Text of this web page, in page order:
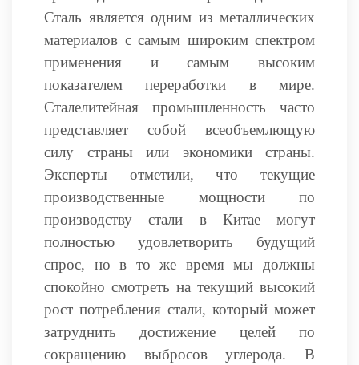
Сталь является одним из металлических
материалов с самым широким спектром
применения и самым высоким
показателем переработки в мире.
Сталелитейная промышленность часто
представляет собой всеобъемлющую
силу страны или экономики страны.
Эксперты отметили, что текущие
производственные мощности по
производству стали в Китае могут
полностью удовлетворить будущий
спрос, но в то же время мы должны
спокойно смотреть на текущий высокий
рост потребления стали, который может
затруднить достижение целей по
сокращению выбросов углерода. В